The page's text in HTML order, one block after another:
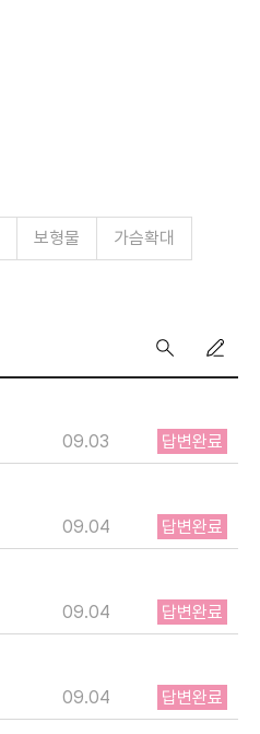
보형물 가슴확대
09.03 답변완료
09.04 답변완료
09.04 답변완료
09.04 답변완료